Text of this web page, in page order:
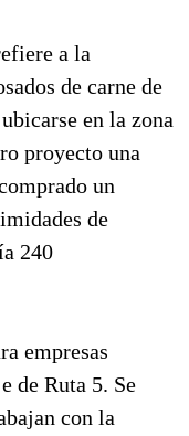
a la
de carne de
en la zona
proyecto una
un
de
240
empresas
de Ruta 5. Se
con la